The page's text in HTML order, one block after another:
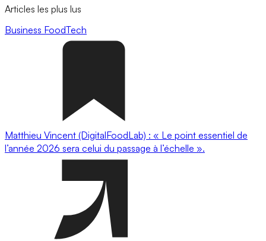
Articles les plus lus
Business FoodTech
Matthieu Vincent (DigitalFoodLab) : « Le point essentiel de
l’année 2026 sera celui du passage à l’échelle ».